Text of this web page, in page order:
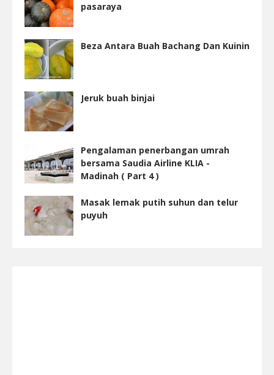
pasaraya
Beza Antara Buah Bachang Dan Kuinin
Jeruk buah binjai
Pengalaman penerbangan umrah
bersama Saudia Airline KLIA -
Madinah ( Part 4 )
Masak lemak putih suhun dan telur
puyuh